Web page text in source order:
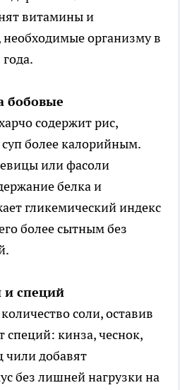
витамины и
организму в
бобовые
содержит рис,
более калорийным.
или фасоли
белка и
гликемический индекс
более сытным без
и специй
соли, оставив
специй: кинза, чеснок,
чили добавят
без лишней нагрузки на